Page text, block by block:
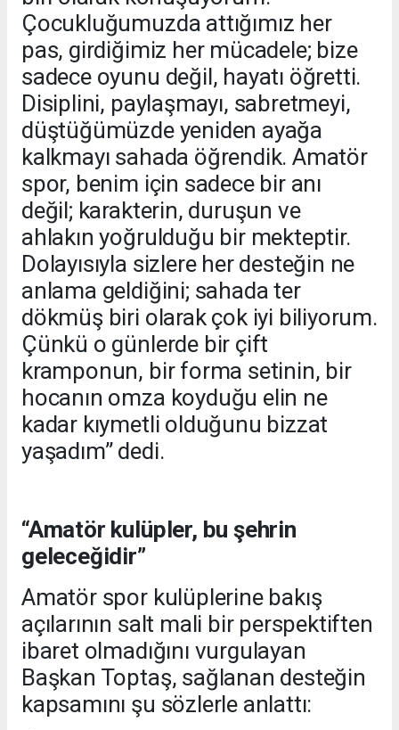
Çocukluğumuzda attığımız her
pas, girdiğimiz her mücadele; bize
sadece oyunu değil, hayatı öğretti.
Disiplini, paylaşmayı, sabretmeyi,
düştüğümüzde yeniden ayağa
kalkmayı sahada öğrendik. Amatör
spor, benim için sadece bir anı
değil; karakterin, duruşun ve
ahlakın yoğrulduğu bir mekteptir.
Dolayısıyla sizlere her desteğin ne
anlama geldiğini; sahada ter
dökmüş biri olarak çok iyi biliyorum.
Çünkü o günlerde bir çift
kramponun, bir forma setinin, bir
hocanın omza koyduğu elin ne
kadar kıymetli olduğunu bizzat
yaşadım” dedi.
“Amatör kulüpler, bu şehrin
geleceğidir”
Amatör spor kulüplerine bakış
açılarının salt mali bir perspektiften
ibaret olmadığını vurgulayan
Başkan Toptaş, sağlanan desteğin
kapsamını şu sözlerle anlattı: